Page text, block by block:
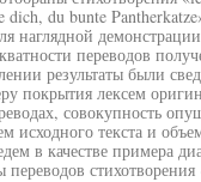
dich, du bunte
наглядной
переводов
результаты были
покрытия лексем
совокупность
исходного текста и
в качестве примера
переводов